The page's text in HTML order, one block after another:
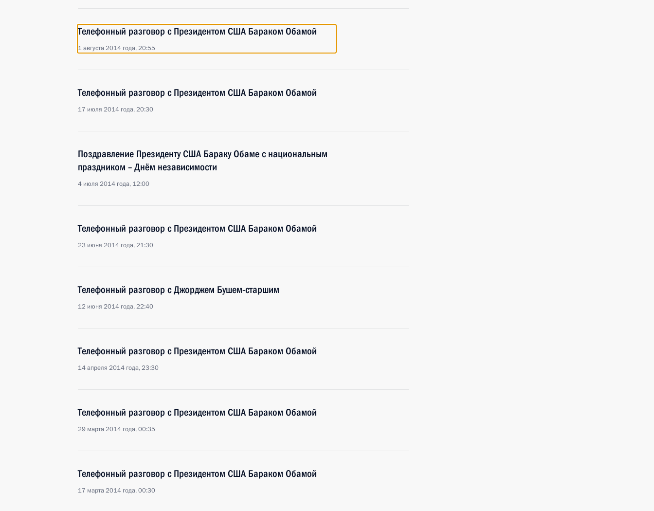
Телефонный разговор с Президентом США Бараком Обамой
1 августа 2014 года, 20:55
Телефонный разговор с Президентом США Бараком Обамой
17 июля 2014 года, 20:30
Поздравление Президенту США Бараку Обаме с национальным
праздником – Днём независимости
4 июля 2014 года, 12:00
Телефонный разговор с Президентом США Бараком Обамой
23 июня 2014 года, 21:30
Телефонный разговор с Джорджем Бушем-старшим
12 июня 2014 года, 22:40
Телефонный разговор с Президентом США Бараком Обамой
14 апреля 2014 года, 23:30
Телефонный разговор с Президентом США Бараком Обамой
29 марта 2014 года, 00:35
Телефонный разговор с Президентом США Бараком Обамой
17 марта 2014 года, 00:30